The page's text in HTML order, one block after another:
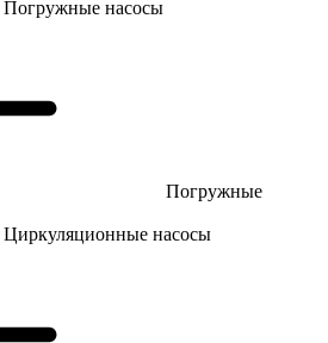
Погружные насосы
Погружные
Циркуляционные насосы